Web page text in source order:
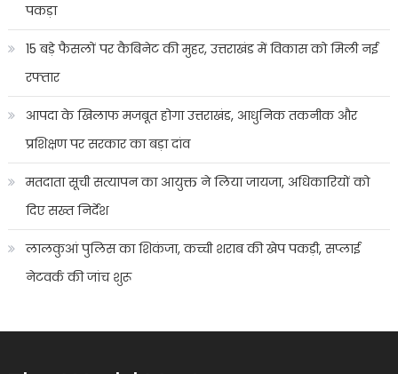
पकड़ा
15 बड़े फैसलों पर कैबिनेट की मुहर, उत्तराखंड में विकास को मिली नई
रफ्तार
आपदा के खिलाफ मजबूत होगा उत्तराखंड, आधुनिक तकनीक और
प्रशिक्षण पर सरकार का बड़ा दांव
मतदाता सूची सत्यापन का आयुक्त ने लिया जायजा, अधिकारियों को
दिए सख्त निर्देश
लालकुआं पुलिस का शिकंजा, कच्ची शराब की खेप पकड़ी, सप्लाई
नेटवर्क की जांच शुरू